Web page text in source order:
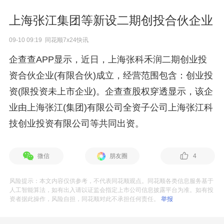
上海张江集团等新设二期创投合伙企业
09-10 09:19 同花顺7x24快讯
企查查APP显示，近日，上海张科禾润二期创业投
资合伙企业(有限合伙)成立，经营范围包含：创业投
资(限投资未上市企业)。企查查股权穿透显示，该企
业由上海张江(集团)有限公司全资子公司上海张江科
技创业投资有限公司等共同出资。
微信 朋友圈 4
风险提示：本文内容仅供参考，不代表同花顺观点。同花顺各类信息服务基于
人工智能算法，如有出入请以证监会指定上市公司信息披露平台为准。如有投
资者据此操作，风险自担，同花顺对此不承担任何责任。举报